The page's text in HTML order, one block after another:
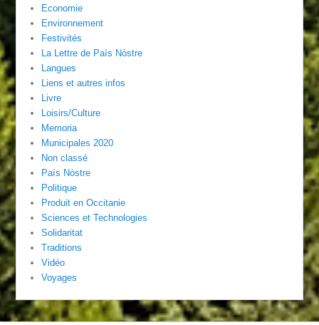
Economie
Environnement
Festivités
La Lettre de País Nòstre
Langues
Liens et autres infos
Livre
Loisirs/Culture
Memoria
Municipales 2020
Non classé
País Nòstre
Politique
Produit en Occitanie
Sciences et Technologies
Solidaritat
Traditions
Vidéo
Voyages